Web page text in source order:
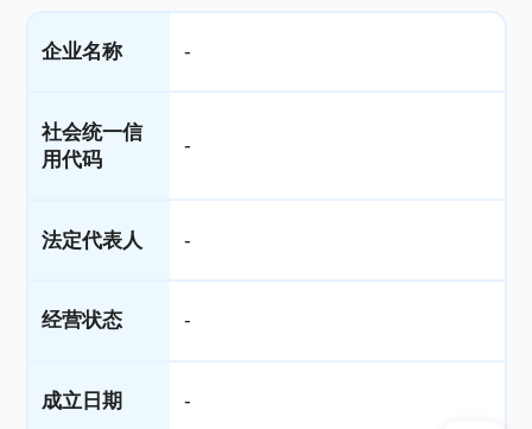
企业名称 -
社会统一信
用代码
-
法定代表人 -
经营状态 -
成立日期 -